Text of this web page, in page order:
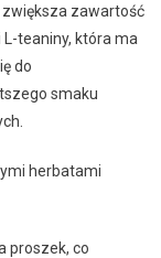
zawartość
teaniny, która ma
do
smaku
herbatami
proszek, co